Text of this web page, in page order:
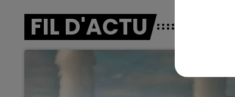
FIL D'ACTU